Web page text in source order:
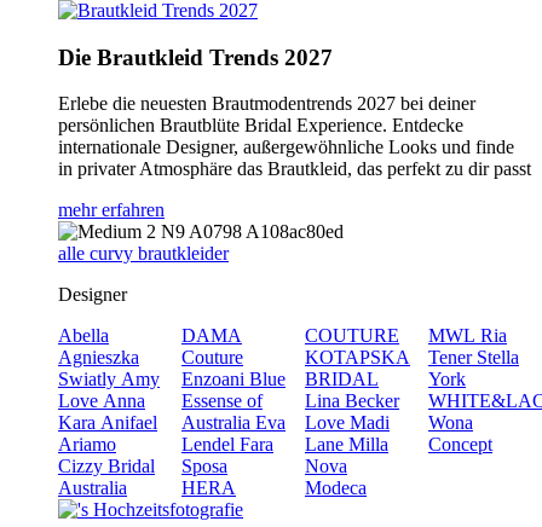
Die Brautkleid Trends 2027
Erlebe die neuesten Brautmodentrends 2027 bei deiner
persönlichen Brautblüte Bridal Experience. Entdecke
internationale Designer, außergewöhnliche Looks und finde
in privater Atmosphäre das Brautkleid, das perfekt zu dir passt
mehr erfahren
alle curvy brautkleider
Designer
Abella
Agnieszka
Swiatly Amy
Love Anna
Kara Anifael
Ariamo
Cizzy Bridal
Australia
DAMA
Couture
Enzoani Blue
Essense of
Australia Eva
Lendel Fara
Sposa
HERA
COUTURE
KOTAPSKA
BRIDAL
Lina Becker
Love Madi
Lane Milla
Nova
Modeca
MWL Ria
Tener Stella
York
Wona
Concept